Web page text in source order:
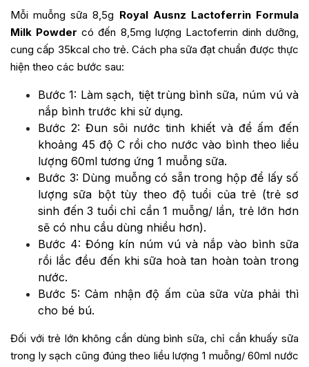
Mỗi muỗng sữa 8,5g Royal Ausnz Lactoferrin Formula
Milk Powder có đến 8,5mg lượng Lactoferrin dinh dưỡng,
cung cấp 35kcal cho trẻ. Cách pha sữa đạt chuẩn được thực
hiện theo các bước sau:
Bước 1: Làm sạch, tiệt trùng bình sữa, núm vú và
nắp bình trước khi sử dụng.
Bước 2: Đun sôi nước tinh khiết và để ấm đến
khoảng 45 độ C rồi cho nước vào bình theo liều
lượng 60ml tương ứng 1 muỗng sữa.
Bước 3: Dùng muỗng có sẵn trong hộp để lấy số
lượng sữa bột tùy theo độ tuổi của trẻ (trẻ sơ
sinh đến 3 tuổi chỉ cần 1 muỗng/ lần, trẻ lớn hơn
sẽ có nhu cầu dùng nhiều hơn).
Bước 4: Đóng kín núm vú và nắp vào bình sữa
rồi lắc đều đến khi sữa hoà tan hoàn toàn trong
nước.
Bước 5: Cảm nhận độ ấm của sữa vừa phải thì
cho bé bú.
Đối với trẻ lớn không cần dùng bình sữa, chỉ cần khuấy sữa
trong ly sạch cũng đúng theo liều lượng 1 muỗng/ 60ml nước